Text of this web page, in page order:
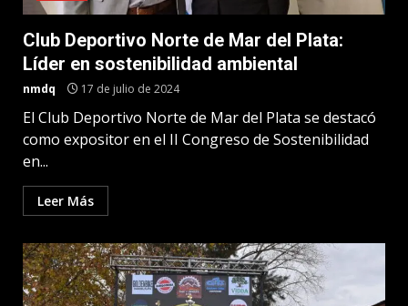
Club Deportivo Norte de Mar del Plata:
Líder en sostenibilidad ambiental
nmdq 17 de julio de 2024
El Club Deportivo Norte de Mar del Plata se destacó
como expositor en el II Congreso de Sostenibilidad
en...
Leer Más